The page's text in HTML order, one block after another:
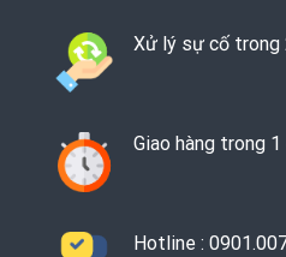
Xử lý sự cố trong
Giao hàng trong
Hotline :